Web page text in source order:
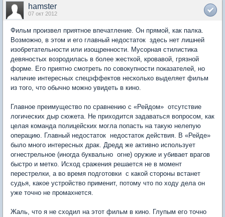
hamster
07 окт 2012
Фильм произвел приятное впечатление. Он прямой, как палка.
Возможно, в этом и его главный недостаток  здесь нет лишней
изобретательности или изощренности. Мусорная стилистика
девяностых возродилась в более жесткой, кровавой, грязной
форме. Его приятно смотреть по совокупности показателей, но
наличие интересных спецэффектов несколько выделяет фильм
из того, что обычно можно увидеть в кино.
Главное преимущество по сравнению с «Рейдом»  отсутствие
логических дыр сюжета. Не приходится задаваться вопросом, как
целая команда полицейских могла попасть на такую нелепую
операцию. Главный недостаток  недостаток действия. В «Рейде»
было много интересных драк. Дредд же активно использует
огнестрельное (иногда буквально  огне) оружие и убивает врагов
быстро и метко. Исход сражения решается не в момент
перестрелки, а во время подготовки  с какой стороны встанет
судья, какое устройство применит, потому что по ходу дела он
уже точно не промахнется.
Жаль, что я не сходил на этот фильм в кино. Глупым его точно